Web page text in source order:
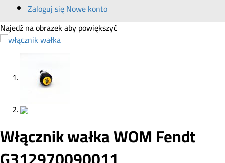
Zaloguj sięNowe konto
Najedź na obrazek aby powiększyć
Włącznik wałka WOM Fendt